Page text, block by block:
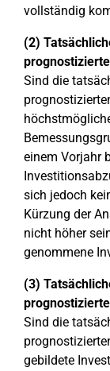
vollständig
(2)
Sind die
einem Vorjahr
sich jedoch
Kürzung der
nicht höher
genommene
(3)
Sind die
gebildete